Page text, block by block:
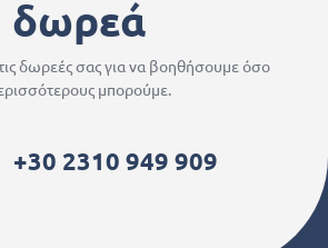
δωρεά
δωρεές σας για να βοηθήσουμε όσο
μπορούμε.
+30 2310 949 909